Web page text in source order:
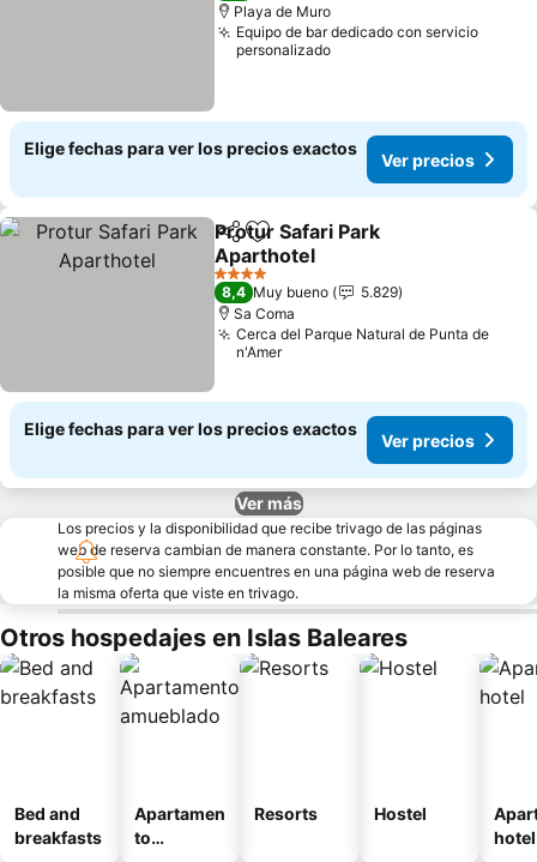
Playa de Muro
Equipo de bar dedicado con servicio
personalizado
Elige fechas para ver los precios exactos
Ver precios
CompartirAgregar a favoritos
Protur Safari Park
Aparthotel
4 Estrellas
8,4 Muy bueno
5.829
Sa Coma
Cerca del Parque Natural de Punta de
n'Amer
Elige fechas para ver los precios exactos
Ver precios
Ver más
Los precios y la disponibilidad que recibe trivago de las páginas
web de reserva cambian de manera constante. Por lo tanto, es
posible que no siempre encuentres en una página web de reserva
la misma oferta que viste en trivago.
Otros hospedajes en Islas Baleares
Bed and
breakfasts
Apartamen
to
Resorts Hostel
hotel